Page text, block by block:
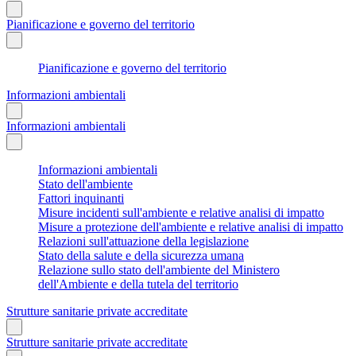
Pianificazione e governo del territorio
Pianificazione e governo del territorio
Informazioni ambientali
Informazioni ambientali
Informazioni ambientali
Stato dell'ambiente
Fattori inquinanti
Misure incidenti sull'ambiente e relative analisi di impatto
Misure a protezione dell'ambiente e relative analisi di impatto
Relazioni sull'attuazione della legislazione
Stato della salute e della sicurezza umana
Relazione sullo stato dell'ambiente del Ministero
dell'Ambiente e della tutela del territorio
Strutture sanitarie private accreditate
Strutture sanitarie private accreditate